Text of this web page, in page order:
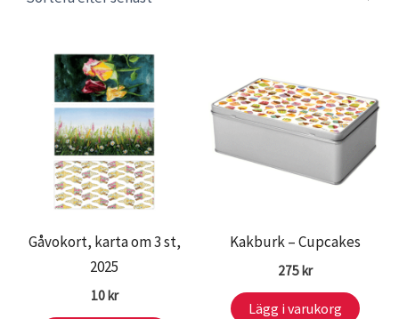
Gåvokort, karta om 3 st,
2025
10kr
Kakburk – Cupcakes
275kr
Lägg i varukorg